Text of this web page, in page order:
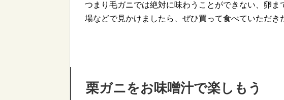
つまり毛ガニでは絶対に味わうことができない、卵
場などで見かけましたら、ぜひ買って食べていただき
栗ガニをお味噌汁で楽しもう